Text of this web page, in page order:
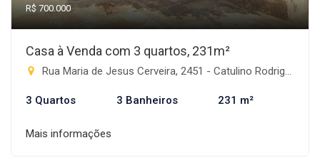
R$ 700.000
Casa à Venda com 3 quartos, 231m²
Rua Maria de Jesus Cerveira, 2451 - Catulino Rodrigues de Lima, Rio Brilhante-MS
3 Quartos 3 Banheiros 231 m²
Mais informações